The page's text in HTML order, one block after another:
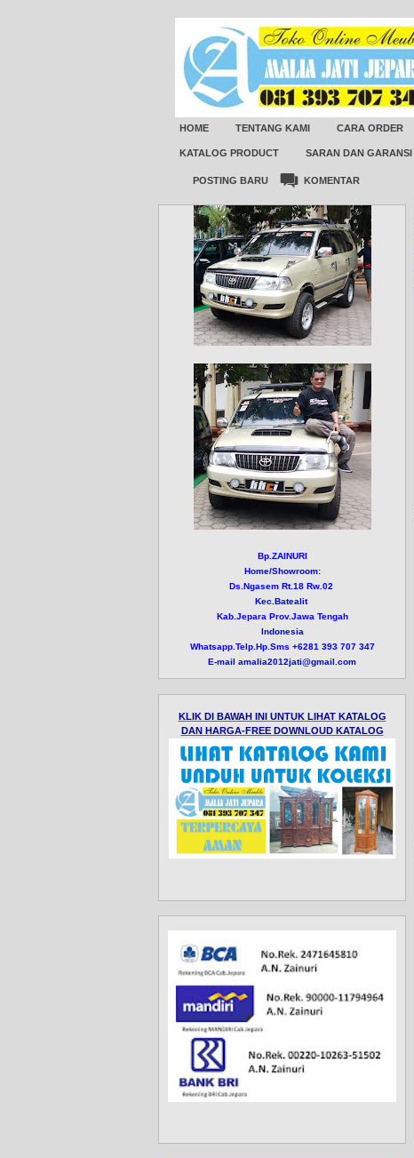
HOME TENTANG KAMI CARA ORDER
KATALOG PRODUCT SARAN DAN GARANSI
POSTING BARU KOMENTAR
Bp.ZAINURI
Home/Showroom:
Ds.Ngasem Rt.18 Rw.02
Kec.Batealit
Kab.Jepara Prov.Jawa Tengah
Indonesia
Whatsapp.Telp.Hp.Sms +6281 393 707 347
E-mail amalia2012jati@gmail.com
KLIK DI BAWAH INI UNTUK LIHAT KATALOG
DAN HARGA-FREE DOWNLOUD KATALOG